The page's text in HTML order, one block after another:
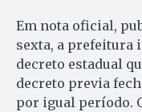
Em nota oficial,
sexta, a prefeitura
decreto estadual
decreto previa
por igual período.